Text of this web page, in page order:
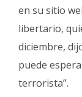
en su sitio
libertario,
diciembre,
puede
terrorista”.